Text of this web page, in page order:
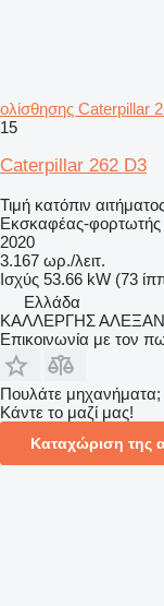
ολίσθησης Caterpillar
15
Caterpillar 262 D3
Τιμή κατόπιν
Εκσκαφέας-φορτωτής
2020
3.167 ωρ./λειτ.
Ισχύς 53.66 kW (73
Ελλάδα
ΚΑΛΛΕΡΓΗΣ
Επικοινωνία με τον
Πουλάτε μηχανήματα;
Κάντε το μαζί μας!
Καταχώριση της